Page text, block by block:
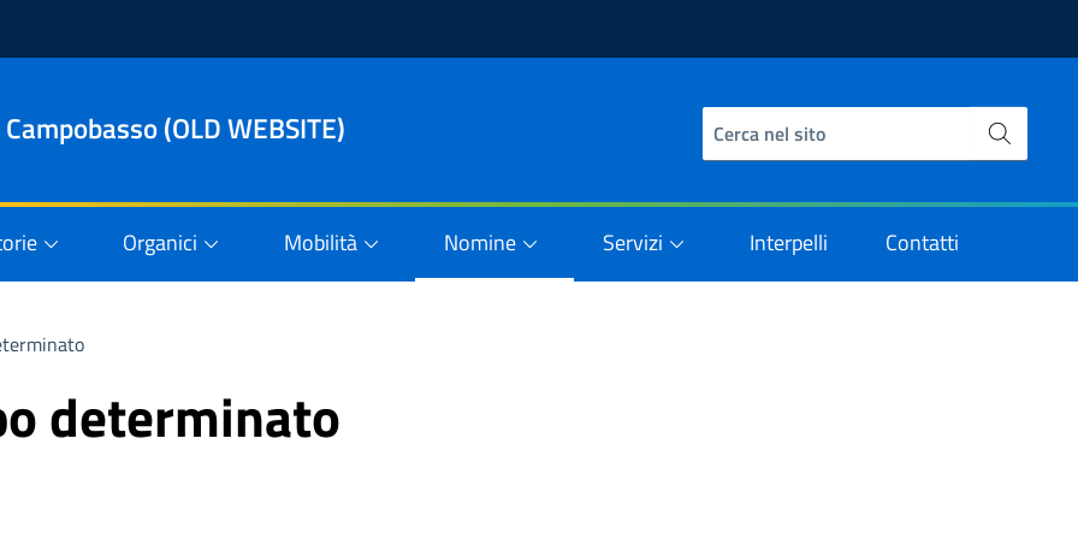
(OLD WEBSITE)
Organici Mobilità Nomine Servizi Interpelli Contatti
determinato